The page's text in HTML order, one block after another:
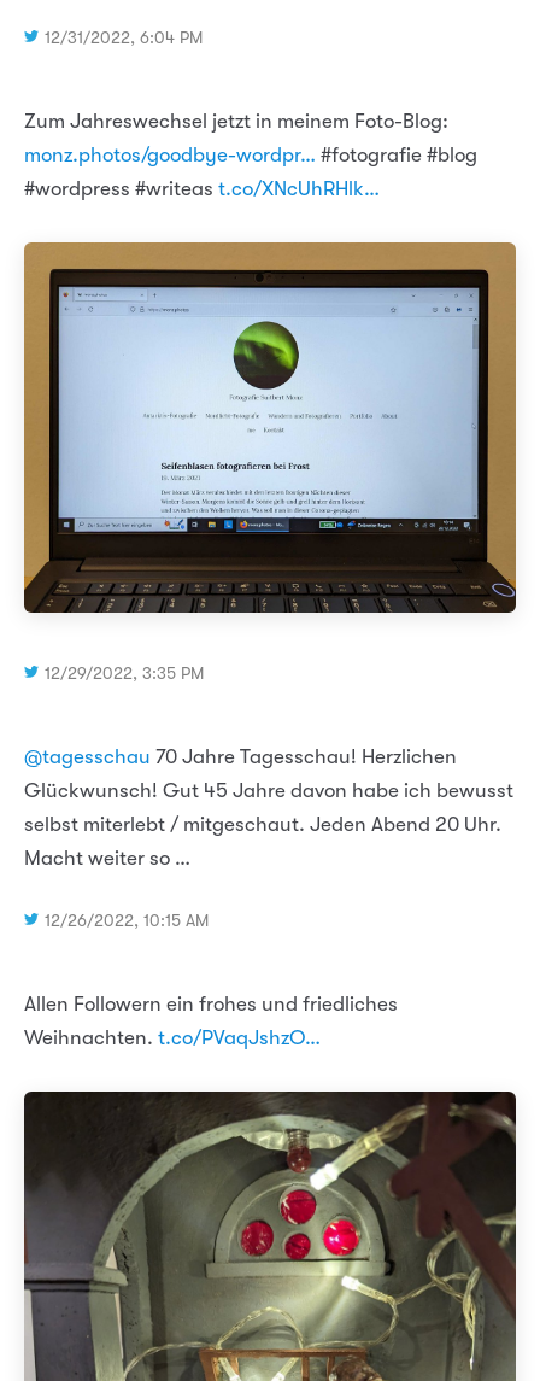
12/31/2022, 6:04 PM
Zum Jahreswechsel jetzt in meinem Foto-Blog:
monz.photos/goodbye-wordpr… #fotografie #blog
#wordpress #writeas t.co/XNcUhRHlk…
12/29/2022, 3:35 PM
@tagesschau 70 Jahre Tagesschau! Herzlichen
Glückwunsch! Gut 45 Jahre davon habe ich bewusst
selbst miterlebt / mitgeschaut. Jeden Abend 20 Uhr.
Macht weiter so …
12/26/2022, 10:15 AM
Allen Followern ein frohes und friedliches
Weihnachten. t.co/PVaqJshzO…